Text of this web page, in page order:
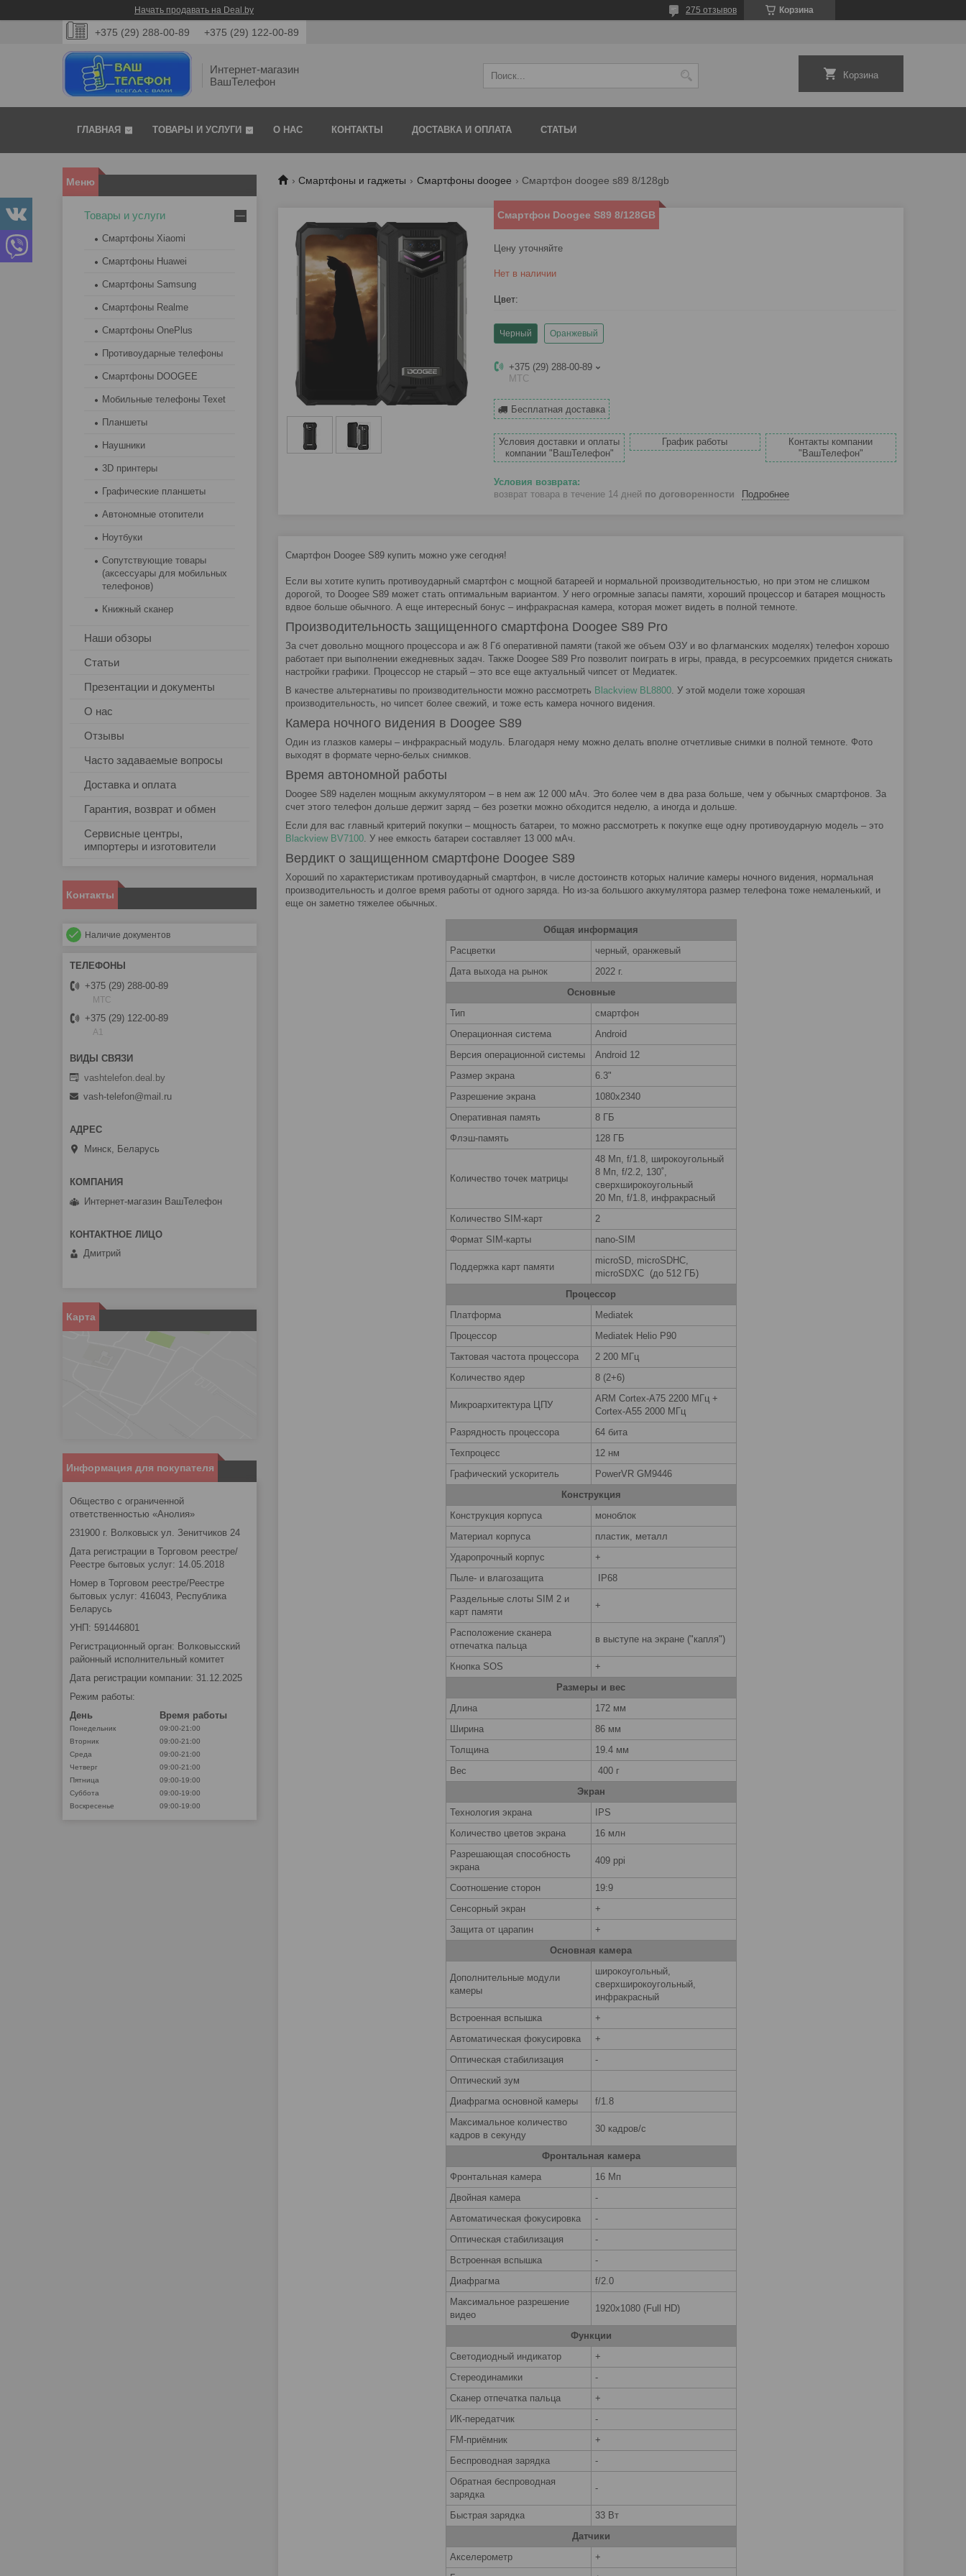
Начать продавать на Deal.by Корзина
275 отзывов
+375 (29) 288-00-89 +375 (29) 122-00-89
Интернет-магазин
ВашТелефон
Корзина
ГЛАВНАЯ ТОВАРЫ И УСЛУГИ О НАС КОНТАКТЫ ДОСТАВКА И ОПЛАТА СТАТЬИ
Смартфоны и гаджеты Смартфоны doogee Смартфон doogee s89 8/128gb
Смартфон Doogee S89 8/128GB
Цену уточняйте
Нет в наличии
Цвет:
Черный Оранжевый
+375 (29) 288-00-89
МТС
Бесплатная доставка
Условия доставки и оплаты
компании "ВашТелефон"
График работы
Контакты компании
"ВашТелефон"
возврат товара в течение 14 дней по договоренности Подробнее
Смартфон Doogee S89 купить можно уже сегодня!
Если вы хотите купить противоударный смартфон с мощной батареей и нормальной производительностью, но при этом не слишком
дорогой, то Doogee S89 может стать оптимальным вариантом. У него огромные запасы памяти, хороший процессор и батарея мощность
вдвое больше обычного. А еще интересный бонус – инфракрасная камера, которая может видеть в полной темноте.
Производительность защищенного смартфона Doogee S89 Pro
За счет довольно мощного процессора и аж 8 Гб оперативной памяти (такой же объем ОЗУ и во флагманских моделях) телефон хорошо
работает при выполнении ежедневных задач. Также Doogee S89 Pro позволит поиграть в игры, правда, в ресурсоемких придется снижать
настройки графики. Процессор не старый – это все еще актуальный чипсет от Медиатек.
В качестве альтернативы по производительности можно рассмотреть Blackview BL8800 . У этой модели тоже хорошая
производительность, но чипсет более свежий, и тоже есть камера ночного видения.
Камера ночного видения в Doogee S89
Один из глазков камеры – инфракрасный модуль. Благодаря нему можно делать вполне отчетливые снимки в полной темноте. Фото
выходят в формате черно-белых снимков.
Время автономной работы
Doogee S89 наделен мощным аккумулятором – в нем аж 12 000 мАч. Это более чем в два раза больше, чем у обычных смартфонов. За
счет этого телефон дольше держит заряд – без розетки можно обходится неделю, а иногда и дольше.
Если для вас главный критерий покупки – мощность батареи, то можно рассмотреть к покупке еще одну противоударную модель – это
Blackview BV7100 . У нее емкость батареи составляет 13 000 мАч.
Вердикт о защищенном смартфоне Doogee S89
Хороший по характеристикам противоударный смартфон, в числе достоинств которых наличие камеры ночного видения, нормальная
производительность и долгое время работы от одного заряда. Но из-за большого аккумулятора размер телефона тоже немаленький, и
еще он заметно тяжелее обычных.
Общая информация
Расцветки
черный, оранжевый
Дата выхода на рынок
2022 г.
Основные
Тип
смартфон
Операционная система
Android
Версия операционной системы
Android 12
Размер экрана
6.3"
Разрешение экрана
1080x2340
Оперативная память
8 ГБ
Флэш-память
128 ГБ
Количество точек матрицы
48 Мп, f/1.8, широкоугольный
8 Мп, f/2.2, 130˚,
сверхширокоугольный
20 Мп, f/1.8, инфракрасный
Количество SIM-карт
2
Формат SIM-карты
nano-SIM
Поддержка карт памяти
microSD, microSDHC,
microSDXC (до 512 ГБ)
Процессор
Платформа
Mediatek
Процессор
Mediatek Helio P90
Тактовая частота процессора
2 200 МГц
Количество ядер
8 (2+6)
Микроархитектура ЦПУ
ARM Cortex-A75 2200 МГц +
Cortex-A55 2000 МГц
Разрядность процессора
64 бита
Техпроцесс
12 нм
Графический ускоритель
PowerVR GM9446
Конструкция
Конструкция корпуса
моноблок
Материал корпуса
пластик, металл
Ударопрочный корпус
+
Пыле- и влагозащита
IP68
Раздельные слоты SIM 2 и
карт памяти
+
Расположение сканера
отпечатка пальца
в выступе на экране ("капля")
Кнопка SOS
+
Размеры и вес
Длина
172 мм
Ширина
86 мм
Толщина
19.4 мм
Вес
400 г
Экран
Технология экрана
IPS
Количество цветов экрана
16 млн
Разрешающая способность
экрана
409 ppi
Соотношение сторон
19:9
Сенсорный экран
+
Защита от царапин
+
Основная камера
Дополнительные модули
камеры
широкоугольный,
сверхширокоугольный,
инфракрасный
Встроенная вспышка
+
Автоматическая фокусировка
+
Оптическая стабилизация
-
Оптический зум
Диафрагма основной камеры
f/1.8
Максимальное количество
кадров в секунду
30 кадров/с
Фронтальная камера
Фронтальная камера
16 Мп
Двойная камера
-
Автоматическая фокусировка
-
Оптическая стабилизация
-
Встроенная вспышка
-
Диафрагма
f/2.0
Максимальное разрешение
видео
1920x1080 (Full HD)
Функции
Светодиодный индикатор
+
Стереодинамики
-
Сканер отпечатка пальца
+
ИК-передатчик
-
FM-приёмник
+
Беспроводная зарядка
-
Обратная беспроводная
зарядка
-
Быстрая зарядка
33 Вт
Датчики
Акселерометр
+
Товары и услуги
Смартфоны Xiaomi
Смартфоны Huawei
Смартфоны Samsung
Смартфоны Realme
Смартфоны OnePlus
Противоударные телефоны
Смартфоны DOOGEE
Мобильные телефоны Texet
Планшеты
Наушники
3D принтеры
Графические планшеты
Автономные отопители
Ноутбуки
Сопутствующие товары
(аксессуары для мобильных
телефонов)
Книжный сканер
Наши обзоры
Статьи
Презентации и документы
О нас
Отзывы
Часто задаваемые вопросы
Доставка и оплата
Гарантия, возврат и обмен
Сервисные центры,
импортеры и изготовители
Контакты
Наличие документов
+375 (29) 288-00-89
МТС
+375 (29) 122-00-89
A1
vashtelefon.deal.by
vash-telefon@mail.ru
Минск, Беларусь
Интернет-магазин ВашТелефон
Дмитрий
Карта
Информация для покупателя
Общество с ограниченной
ответственностью «Анолия»
231900 г. Волковыск ул. Зенитчиков 24
Дата регистрации в Торговом реестре/
Реестре бытовых услуг: 14.05.2018
Номер в Торговом реестре/Реестре
бытовых услуг: 416043, Республика
Беларусь
УНП: 591446801
Регистрационный орган: Волковысский
районный исполнительный комитет
Дата регистрации компании: 31.12.2025
Режим работы:
День
Время работы
Понедельник
09:00-21:00
Вторник
09:00-21:00
Среда
09:00-21:00
Четверг
09:00-21:00
Пятница
09:00-19:00
Суббота
09:00-19:00
Воскресенье
09:00-19:00